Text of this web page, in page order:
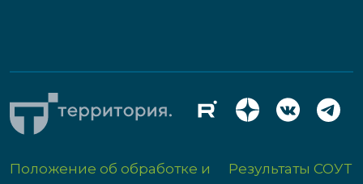
Положение об обработке и
Результаты СОУТ